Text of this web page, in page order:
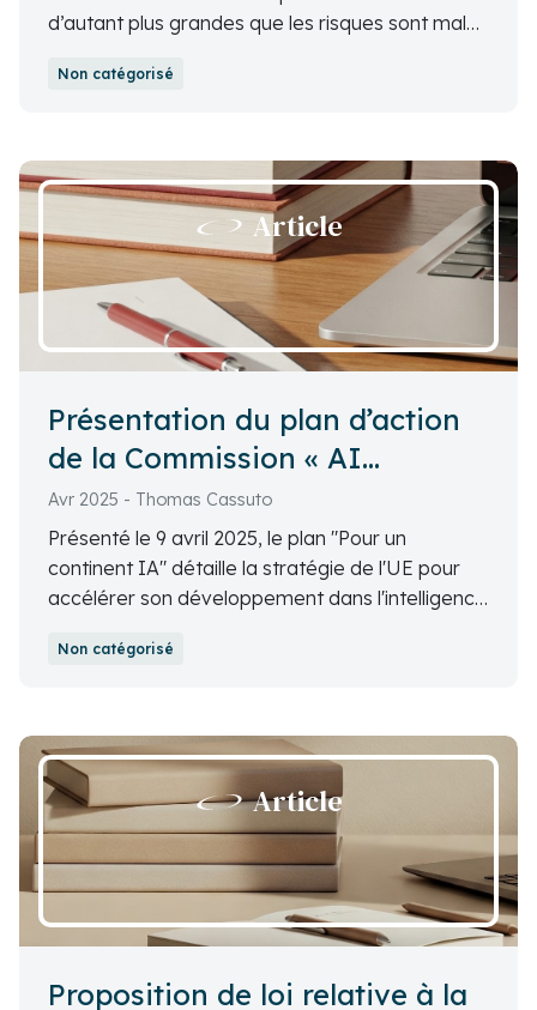
d’autant plus grandes que les risques sont mal
blockchain constitue-t-elle réellement une
Non catégorisé
Article
Présentation du plan d’action
de la Commission « AI
Continent Action Plan »
Avr 2025 - Thomas Cassuto
Présenté le 9 avril 2025, le plan "Pour un
continent IA" détaille la stratégie de l'UE pour
accélérer son développement dans l'intelligence
compétences, et simplification réglementaire...
Europe.
Non catégorisé
Article
Proposition de loi relative à la